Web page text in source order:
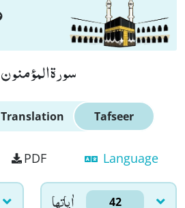
سورة المؤمنون
Translation Tafseer
PDF Language
اٰياتها 42